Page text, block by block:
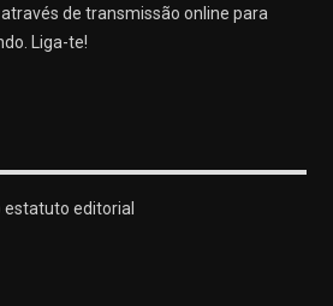
de transmissão online para
Liga-te!
estatuto editorial